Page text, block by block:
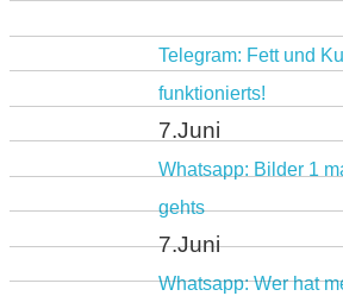
Telegram: Fett und
funktionierts!
7.Juni
Whatsapp: Bilder 1
gehts
7.Juni
Whatsapp: Wer hat